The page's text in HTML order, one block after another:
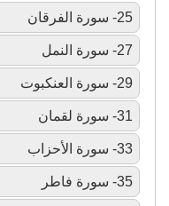
25- سورة الفرقان
27- سورة النمل
29- سورة العنكبوت
31- سورة لقمان
33- سورة الأحزاب
35- سورة فاطر